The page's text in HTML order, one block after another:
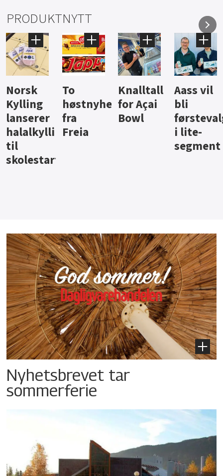
PRODUKTNYTT
Knalltall
for Açai
Bowl
Aass vil
bli
førstevalg
i lite-
Brus og
jus fra
Berentsen
Hard
iste fra
Hansa
Nyhetsbrevet tar
sommerferie